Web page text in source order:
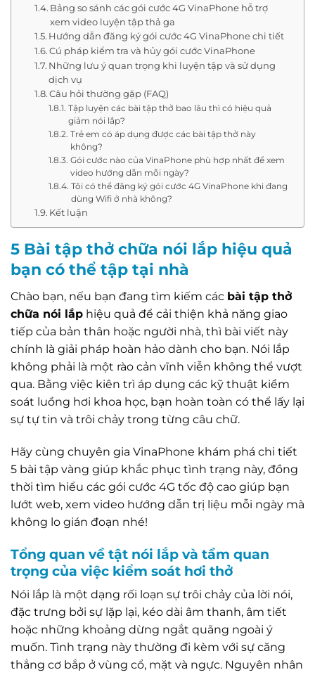
Bảng so sánh các gói cước 4G VinaPhone hỗ trợ
xem video luyện tập thả ga
Hướng dẫn đăng ký gói cước 4G VinaPhone chi tiết
Cú pháp kiểm tra và hủy gói cước VinaPhone
Những lưu ý quan trọng khi luyện tập và sử dụng
dịch vụ
Câu hỏi thường gặp (FAQ)
Tập luyện các bài tập thở bao lâu thì có hiệu quả
giảm nói lắp?
Trẻ em có áp dụng được các bài tập thở này
không?
Gói cước nào của VinaPhone phù hợp nhất để xem
video hướng dẫn mỗi ngày?
Tôi có thể đăng ký gói cước 4G VinaPhone khi đang
dùng Wifi ở nhà không?
Kết luận
5 Bài tập thở chữa nói lắp hiệu quả
bạn có thể tập tại nhà
Chào bạn, nếu bạn đang tìm kiếm các bài tập thở
chữa nói lắp hiệu quả để cải thiện khả năng giao
tiếp của bản thân hoặc người nhà, thì bài viết này
chính là giải pháp hoàn hảo dành cho bạn. Nói lắp
không phải là một rào cản vĩnh viễn không thể vượt
qua. Bằng việc kiên trì áp dụng các kỹ thuật kiểm
soát luồng hơi khoa học, bạn hoàn toàn có thể lấy lại
sự tự tin và trôi chảy trong từng câu chữ.
Hãy cùng chuyên gia VinaPhone khám phá chi tiết
5 bài tập vàng giúp khắc phục tình trạng này, đồng
thời tìm hiểu các gói cước 4G tốc độ cao giúp bạn
lướt web, xem video hướng dẫn trị liệu mỗi ngày mà
không lo gián đoạn nhé!
Tổng quan về tật nói lắp và tầm quan
trọng của việc kiểm soát hơi thở
Nói lắp là một dạng rối loạn sự trôi chảy của lời nói,
đặc trưng bởi sự lặp lại, kéo dài âm thanh, âm tiết
hoặc những khoảng dừng ngắt quãng ngoài ý
muốn. Tình trạng này thường đi kèm với sự căng
thẳng cơ bắp ở vùng cổ, mặt và ngực. Nguyên nhân